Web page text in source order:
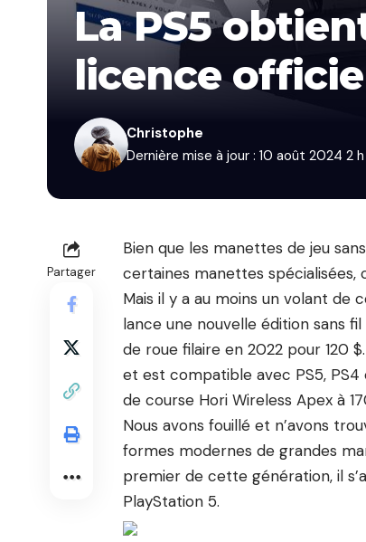
La PS5
licence
Dernière mise à jour : 10 août 2024 2
Christophe
Partager
Bien que les manettes de jeu
certaines manettes spécialisées,
Mais il y a au moins un volant de
lance une nouvelle édition sans
de roue filaire en 2022 pour 120
et est compatible avec PS5,
de course Hori Wireless Apex à
Nous avons fouillé et n’avons
formes modernes de grandes
premier de cette génération, il
PlayStation 5.